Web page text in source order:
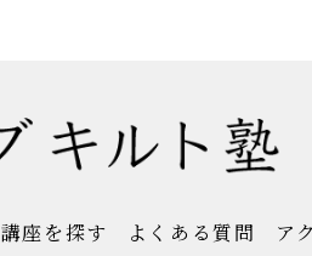
講座を探す よくある質問 ア